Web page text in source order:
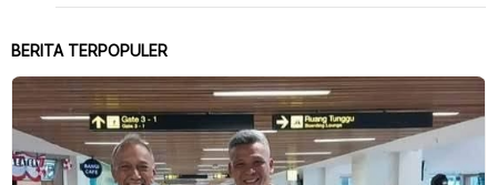
BERITA TERPOPULER